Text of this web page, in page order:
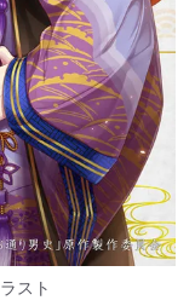
スト